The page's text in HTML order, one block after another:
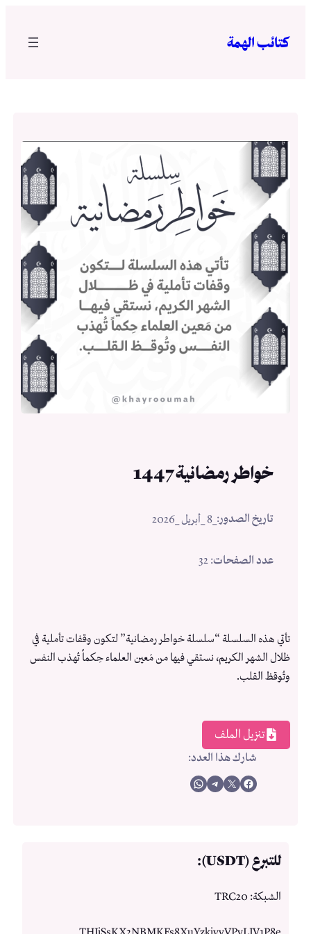
المحتوى
كتائب الهمة
خواطر رمضانية 1447
تاريخ الصدور: _8 _أبريل _2026
عدد الصفحات: 32
تأتي هذه السلسلة “سلسلة خواطر رمضانية” لتكون وقفات تأملية في
ظلال الشهر الكريم، نستقي فيها من مَعين العلماء حِكماً تُهذب النفس
وتُوقظ القلب.
تنزيل الملف
شارك هذا العدد:
Share on Facebook
Share on X
Share on Telegram
Share on WhatsApp
للتبرع (USDT):
الشبكة: TRC20